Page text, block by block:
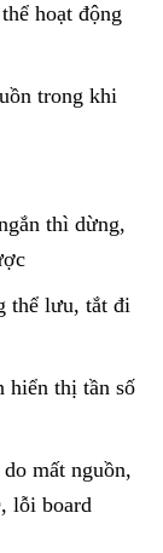
hoạt động
trong khi
thì dừng,
thể lưu, tắt đi
hiển thị tần số
mất nguồn,
lỗi board